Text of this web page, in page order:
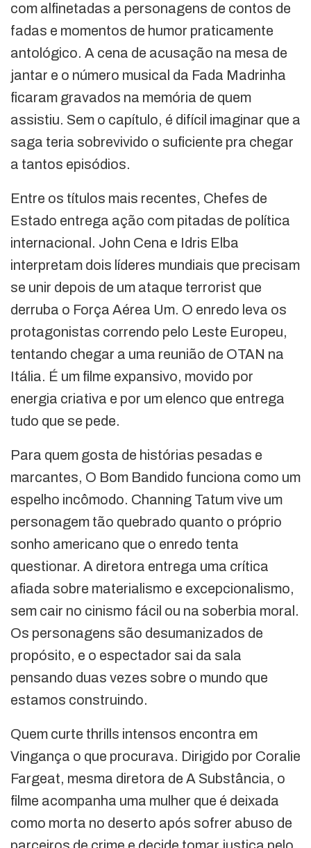
com alfinetadas a personagens de contos de
fadas e momentos de humor praticamente
antológico. A cena de acusação na mesa de
jantar e o número musical da Fada Madrinha
ficaram gravados na memória de quem
assistiu. Sem o capítulo, é difícil imaginar que a
saga teria sobrevivido o suficiente pra chegar
a tantos episódios.
Entre os títulos mais recentes, Chefes de
Estado entrega ação com pitadas de política
internacional. John Cena e Idris Elba
interpretam dois líderes mundiais que precisam
se unir depois de um ataque terrorist que
derruba o Força Aérea Um. O enredo leva os
protagonistas correndo pelo Leste Europeu,
tentando chegar a uma reunião de OTAN na
Itália. É um filme expansivo, movido por
energia criativa e por um elenco que entrega
tudo que se pede.
Para quem gosta de histórias pesadas e
marcantes, O Bom Bandido funciona como um
espelho incômodo. Channing Tatum vive um
personagem tão quebrado quanto o próprio
sonho americano que o enredo tenta
questionar. A diretora entrega uma crítica
afiada sobre materialismo e excepcionalismo,
sem cair no cinismo fácil ou na soberbia moral.
Os personagens são desumanizados de
propósito, e o espectador sai da sala
pensando duas vezes sobre o mundo que
estamos construindo.
Quem curte thrills intensos encontra em
Vingança o que procurava. Dirigido por Coralie
Fargeat, mesma diretora de A Substância, o
filme acompanha uma mulher que é deixada
como morta no deserto após sofrer abuso de